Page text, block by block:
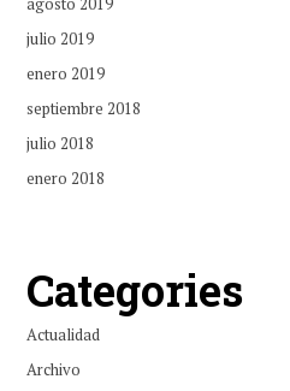
julio 2019
enero 2019
septiembre 2018
julio 2018
enero 2018
Categories
Actualidad
Archivo